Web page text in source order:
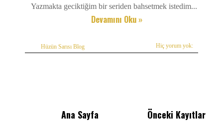
Yazmakta geciktiğim bir seriden bahsetmek istedim...
Devamını Oku »
Hüzün Sarısı Blog Hiç yorum yok:
Önceki Kayıtlar
Ana Sayfa